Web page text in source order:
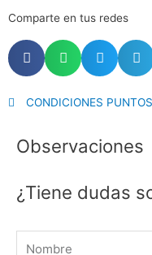
Comparte en tus redes
CONDICIONES PUNTOS
Observaciones
¿Tiene dudas